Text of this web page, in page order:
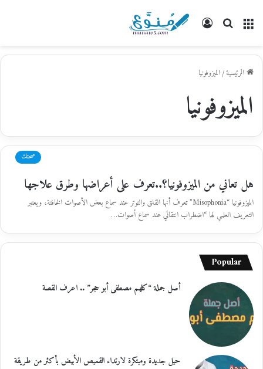
القائمة
بحث
تسجيل
الرئيسية/الميزوفونيا
الميزوفونيا
صحتك
هل تعاني من الميزوفونيا؟..تعرف على أعراضها وطرق علاجها
الميزوفونيا “Misophonia” تعرف أنها القلق والتوتر عند سماع بعض الأصوات الخافتة، ويعتبر
التعريف العلمي لها “اضطراب انتقائي عند سماع أصوات…
Popular
أصل جملة “كلهم مصطفى أبو حجر” .. اعرف القصة
حيل جديدة ومبتكرة لارتداء القميص الأبيض بأكثر من طريقة